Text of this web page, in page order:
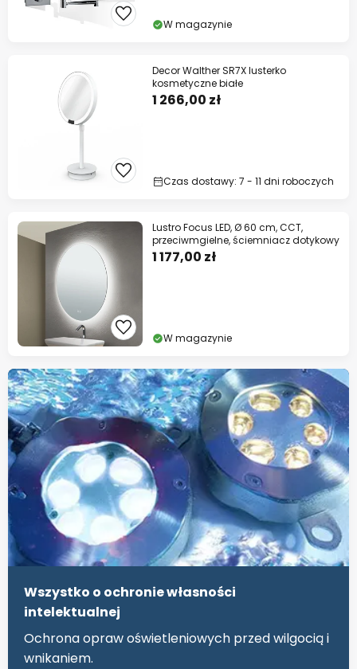
W magazynie
Decor Walther SR7X lusterko
kosmetyczne białe
1 266,00 zł
Czas dostawy: 7 - 11 dni roboczych
Lustro Focus LED, Ø 60 cm, CCT,
przeciwmgielne, ściemniacz dotykowy
1 177,00 zł
W magazynie
Wszystko o ochronie własności
intelektualnej
Ochrona opraw oświetleniowych przed wilgocią i
wnikaniem.